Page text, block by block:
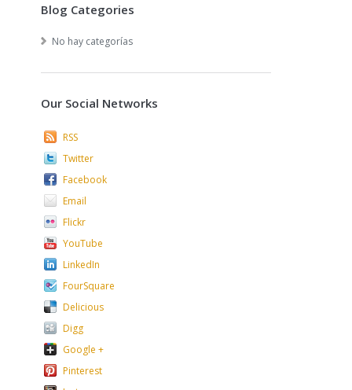
Blog Categories
No hay categorías
Our Social Networks
RSS
Twitter
Facebook
Email
Flickr
YouTube
LinkedIn
FourSquare
Delicious
Digg
Google +
Pinterest